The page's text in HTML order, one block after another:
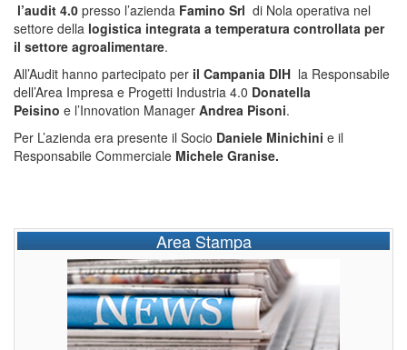
l’audit 4.0 presso l’azienda Famino Srl di Nola operativa nel
settore della logistica integrata a temperatura controllata per
il settore agroalimentare.
All’Audit hanno partecipato per il Campania DIH la Responsabile
dell’Area Impresa e Progetti Industria 4.0 Donatella
Peisino e l’Innovation Manager Andrea Pisoni.
Per L’azienda era presente il Socio Daniele Minichini e il
Responsabile Commerciale Michele Granise.
Area Stampa